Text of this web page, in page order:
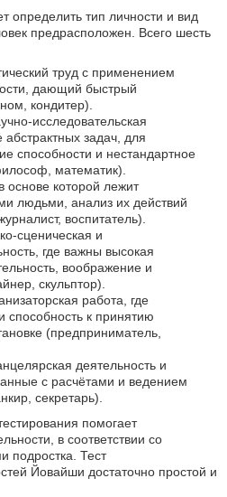
определить тип личности и вид
предрасположен. Всего шесть
труд с применением
дающий быстрый
кондитер).
исследовательская
задач, для
способности и нестандартное
математик).
которой лежит
людьми, анализ их действий
воспитатель).
сценическая и
где важны высокая
воображение и
скульптор).
работа, где
способность к принятию
(предприниматель,
деятельность и
с расчётами и ведением
секретарь).
помогает
в соответствии со
подростка. Тест
Йовайши достаточно простой и